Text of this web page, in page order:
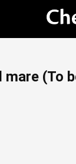
mare (To